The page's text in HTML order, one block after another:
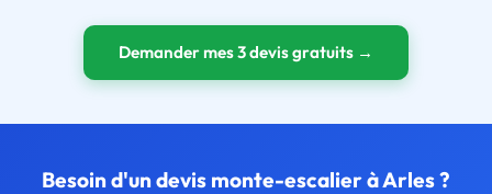
Demander mes 3 devis gratuits →
Besoin d'un devis monte-escalier à Arles ?